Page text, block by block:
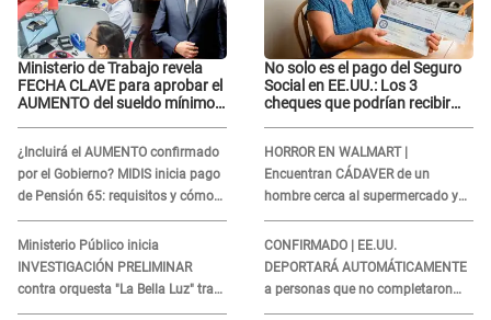
Ministerio de Trabajo revela
FECHA CLAVE para aprobar el
AUMENTO del sueldo mínimo:
¿Incluirá el AUMENTO confirmado
por el Gobierno? MIDIS inicia pago
de Pensión 65: requisitos y cómo
obtener el beneficio economico
Ministerio Público inicia
INVESTIGACIÓN PRELIMINAR
contra orquesta "La Bella Luz" tras
DENUNCIA de Naldy Saldaña
No solo es el pago del Seguro
Social en EE.UU.: Los 3
cheques que podrían recibir
HORROR EN WALMART |
Encuentran CÁDAVER de un
hombre cerca al supermercado y
esto reveló la autopsia que le
realizaron
CONFIRMADO | EE.UU.
DEPORTARÁ AUTOMÁTICAMENTE
a personas que no completaron
este formulario clave